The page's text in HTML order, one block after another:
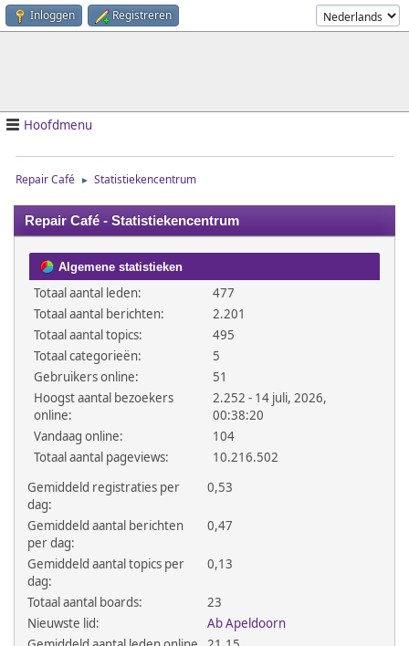
Inloggen Registreren
Hoofdmenu
Repair Café ► Statistiekencentrum
Repair Café - Statistiekencentrum
Algemene statistieken
Totaal aantal leden:
477
Totaal aantal berichten:
2.201
Totaal aantal topics:
495
Totaal categorieën:
5
Gebruikers online:
51
Hoogst aantal bezoekers
online:
2.252 - 14 juli, 2026,
00:38:20
Vandaag online:
104
Totaal aantal pageviews:
10.216.502
Gemiddeld registraties per
dag:
0,53
Gemiddeld aantal berichten
per dag:
0,47
Gemiddeld aantal topics per
dag:
0,13
Totaal aantal boards:
23
Nieuwste lid:
Ab Apeldoorn